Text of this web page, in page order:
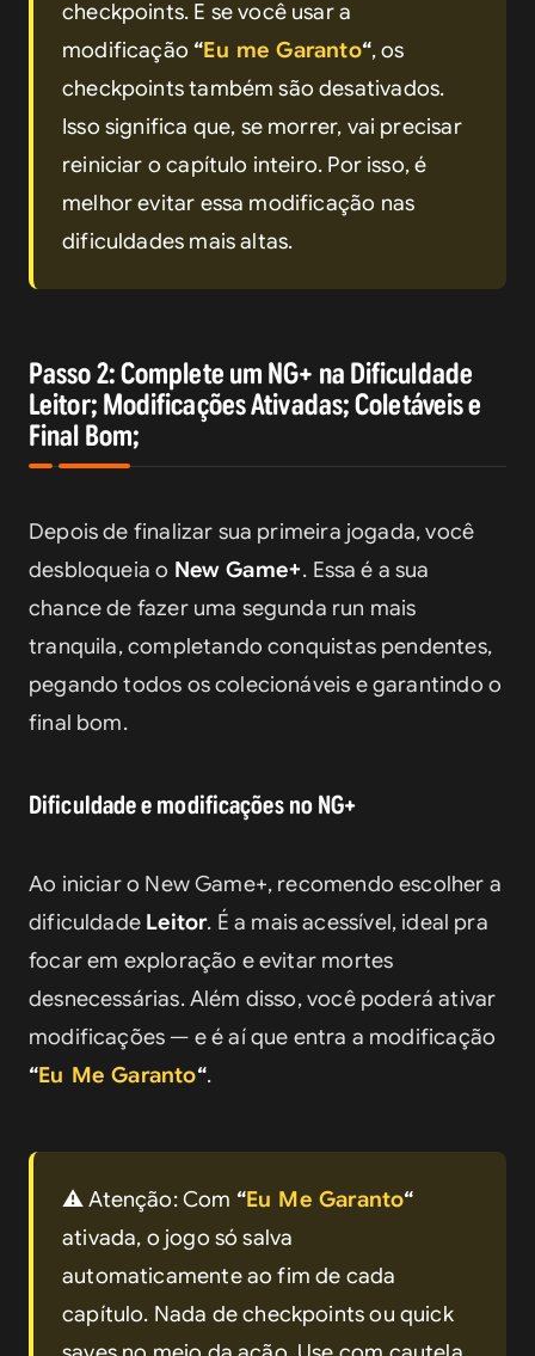
checkpoints. E se você usar a
modificação “Eu me Garanto“, os
checkpoints também são desativados.
Isso significa que, se morrer, vai precisar
reiniciar o capítulo inteiro. Por isso, é
melhor evitar essa modificação nas
dificuldades mais altas.
Passo 2: Complete um NG+ na Dificuldade
Leitor; Modificações Ativadas; Coletáveis e
Final Bom;
Depois de finalizar sua primeira jogada, você
desbloqueia o New Game+. Essa é a sua
chance de fazer uma segunda run mais
tranquila, completando conquistas pendentes,
pegando todos os colecionáveis e garantindo o
final bom.
Dificuldade e modificações no NG+
Ao iniciar o New Game+, recomendo escolher a
dificuldade Leitor. É a mais acessível, ideal pra
focar em exploração e evitar mortes
desnecessárias. Além disso, você poderá ativar
“Eu Me Garanto“.
⚠️ Atenção: Com “Eu Me Garanto“
ativada, o jogo só salva
automaticamente ao fim de cada
capítulo. Nada de checkpoints ou quick